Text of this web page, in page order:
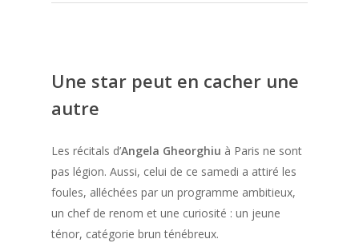
Une star peut en cacher une
autre
Les récitals d’Angela Gheorghiu à Paris ne sont
pas légion. Aussi, celui de ce samedi a attiré les
foules, alléchées par un programme ambitieux,
un chef de renom et une curiosité : un jeune
ténor, catégorie brun ténébreux.